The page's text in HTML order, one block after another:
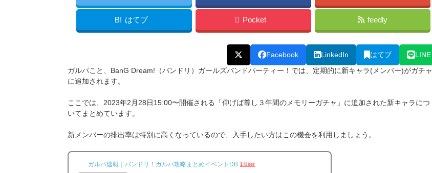
B! はてブ Pocket feedly
Facebook LinkedIn はてブ
LINE
ガルパこと、BanG Dream!（バンドリ）ガールズバンドパーティー！では、定期的に新キャラ(メンバー)がガチャ
に追加されます。
ここでは、2023年2月28日15:00〜開催される「仰げば尊し３年間のメモリーガチャ」に追加された新キャラにつ
いてまとめています。
新メンバーの排出率は特別に高くなっているので、入手したい方はこの機会を利用しましょう。
ガルパ速報｜バンドリ！ガルパ攻略まとめイベントDB 1 User